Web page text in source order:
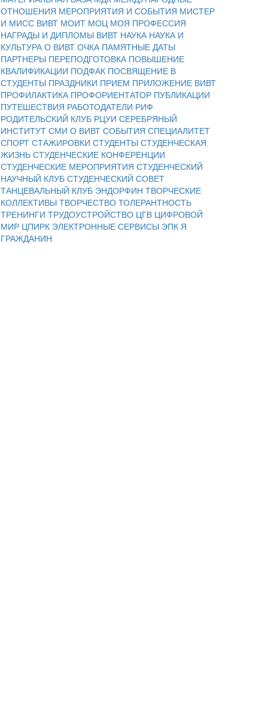
ОТНОШЕНИЯ МЕРОПРИЯТИЯ И СОБЫТИЯ МИСТЕР
И МИСС ВИВТ МОИТ МОЦ МОЯ ПРОФЕССИЯ
НАГРАДЫ И ДИПЛОМЫ ВИВТ НАУКА НАУКА И
КУЛЬТУРА О ВИВТ ОЧКА ПАМЯТНЫЕ ДАТЫ
ПАРТНЕРЫ ПЕРЕПОДГОТОВКА ПОВЫШЕНИЕ
КВАЛИФИКАЦИИ ПОДФАК ПОСВЯЩЕНИЕ В
СТУДЕНТЫ ПРАЗДНИКИ ПРИЕМ ПРИЛОЖЕНИЕ ВИВТ
ПРОФИЛАКТИКА ПРОФОРИЕНТАТОР ПУБЛИКАЦИИ
ПУТЕШЕСТВИЯ РАБОТОДАТЕЛИ РИФ
РОДИТЕЛЬСКИЙ КЛУБ РЦУИ СЕРЕБРЯНЫЙ
ИНСТИТУТ СМИ О ВИВТ СОБЫТИЯ СПЕЦИАЛИТЕТ
СПОРТ СТАЖИРОВКИ СТУДЕНТЫ СТУДЕНЧЕСКАЯ
ЖИЗНЬ СТУДЕНЧЕСКИЕ КОНФЕРЕНЦИИ
СТУДЕНЧЕСКИЕ МЕРОПРИЯТИЯ СТУДЕНЧЕСКИЙ
НАУЧНЫЙ КЛУБ СТУДЕНЧЕСКИЙ СОВЕТ
ТАНЦЕВАЛЬНЫЙ КЛУБ ЭНДОРФИН ТВОРЧЕСКИЕ
КОЛЛЕКТИВЫ ТВОРЧЕСТВО ТОЛЕРАНТНОСТЬ
ТРЕНИНГИ ТРУДОУСТРОЙСТВО ЦГВ ЦИФРОВОЙ
МИР ЦПИРК ЭЛЕКТРОННЫЕ СЕРВИСЫ ЭПК Я
ГРАЖДАНИН